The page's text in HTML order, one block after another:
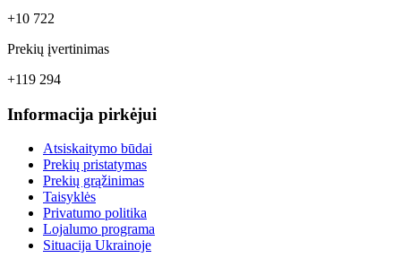
+10 722
Prekių įvertinimas
+119 294
Informacija pirkėjui
Atsiskaitymo būdai
Prekių pristatymas
Prekių grąžinimas
Taisyklės
Privatumo politika
Lojalumo programa
Situacija Ukrainoje